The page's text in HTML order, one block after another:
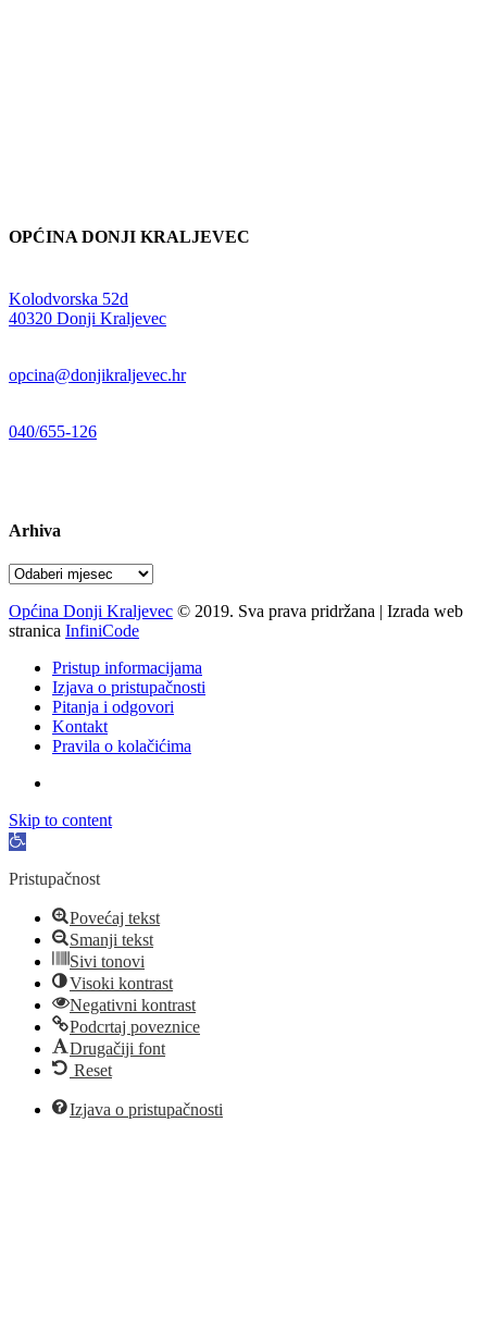
OPĆINA DONJI KRALJEVEC
Kolodvorska 52d
40320 Donji Kraljevec
opcina@donjikraljevec.hr
040/655-126
Arhiva
Arhiva
Općina Donji Kraljevec © 2019. Sva prava pridržana | Izrada web
stranica InfiniCode
Pristup informacijama
Izjava o pristupačnosti
Pitanja i odgovori
Kontakt
Pravila o kolačićima
Skip to content
Open
Pristupačnost
Povećaj tekst
Smanji tekst
Sivi tonovi
Visoki kontrast
Negativni kontrast
Podcrtaj poveznice
Drugačiji font
Reset
Izjava o pristupačnosti